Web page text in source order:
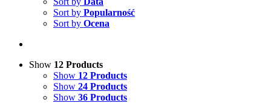
Sort by Popularność
Sort by Ocena
Show 12 Products
Show 12 Products
Show 24 Products
Show 36 Products